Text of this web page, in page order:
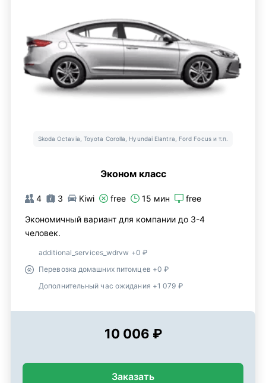
Skoda Octavia, Toyota Corolla, Hyundai Elantra, Ford Focus и т.п.
Эконом класс
4 3 Kiwi free 15 мин free
Экономичный вариант для компании до 3-4
человек.
additional_services_wdrvw +0 ₽
Перевозка домашних питомцев +0 ₽
Дополнительный час ожидания +1 079 ₽
10 006 ₽
Заказать